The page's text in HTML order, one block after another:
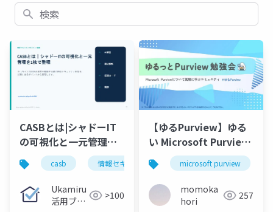
検索
CASBとは|シャドーIT
の可視化と一元管理を1
枚で整理casb 情報セキュリティマネジメント試験 シャド
Ukamiru
活用ブロ
>100
【ゆるPurview】ゆる
い Microsoft Purview
概念図microsoft purview
momoka
hori
257